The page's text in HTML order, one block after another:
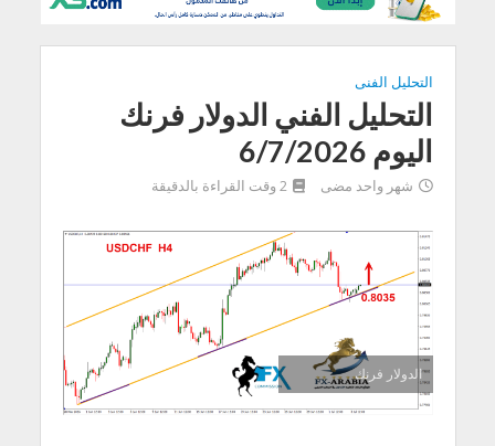
التحليل الفنى
التحليل الفني الدولار فرنك
اليوم 6/7/2026
شهر واحد مضى 2 وقت القراءة بالدقيقة
الدولار فرنك